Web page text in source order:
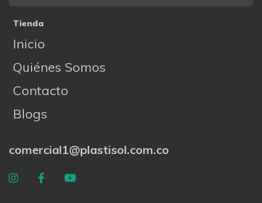
Tienda
Inicio
Quiénes Somos
Contacto
Blogs
comercial1@plastisol.com.co